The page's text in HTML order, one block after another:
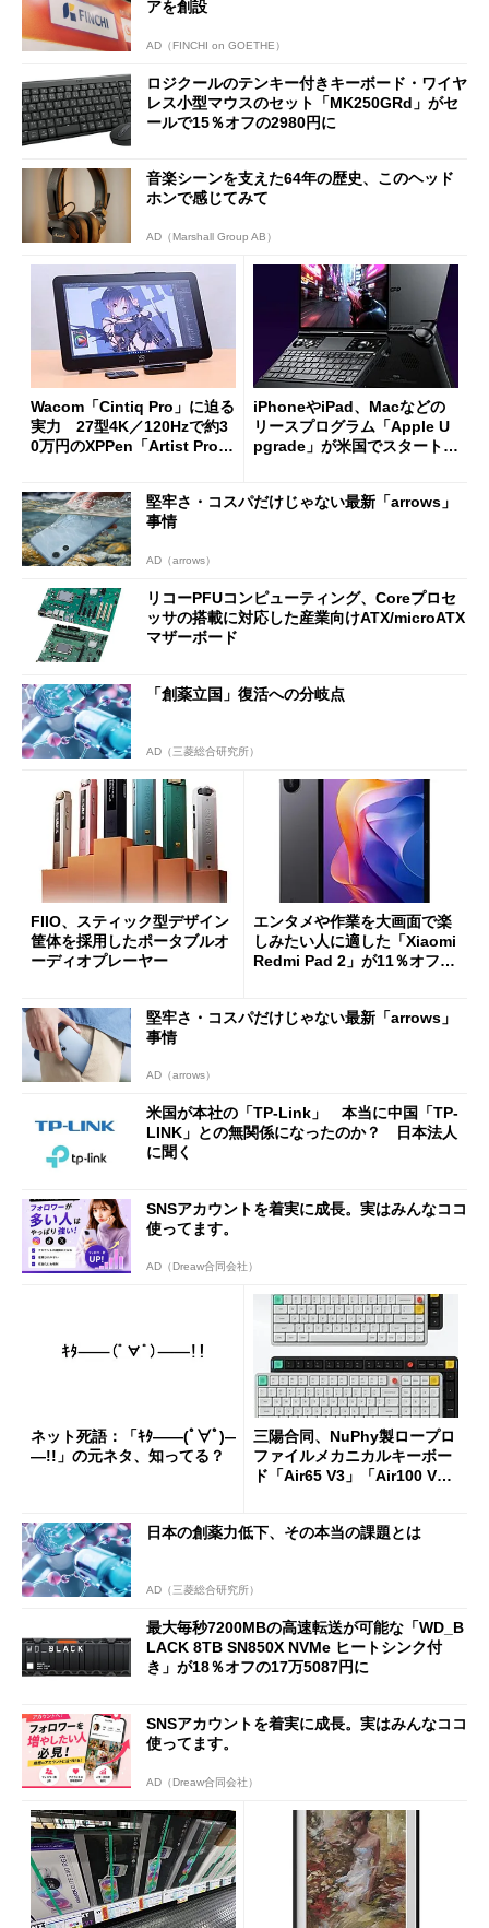
アを創設
AD（FINCHI on GOETHE）
ロジクールのテンキー付きキーボード・ワイヤ
レス小型マウスのセット「MK250GRd」がセ
ールで15％オフの2980円に
音楽シーンを支えた64年の歴史、このヘッド
ホンで感じてみて
AD（Marshall Group AB）
Wacom「Cintiq Pro」に迫る
実力 27型4K／120Hzで約3
0万円のXPPen「Artist Pro 2
iPhoneやiPad、Macなどの
リースプログラム「Apple U
pgrade」が米国でスタート／
ut」が明...
堅牢さ・コスパだけじゃない最新「arrows」
事情
AD（arrows）
リコーPFUコンピューティング、Coreプロセ
ッサの搭載に対応した産業向けATX/microATX
マザーボード
「創薬立国」復活への分岐点
AD（三菱総合研究所）
FIIO、スティック型デザイン
筐体を採用したポータブルオ
ーディオプレーヤー
エンタメや作業を大画面で楽
しみたい人に適した「Xiaomi
Redmi Pad 2」が11％オフの
堅牢さ・コスパだけじゃない最新「arrows」
事情
AD（arrows）
米国が本社の「TP-Link」 本当に中国「TP-
LINK」との無関係になったのか？ 日本法人
に聞く
SNSアカウントを着実に成長。実はみんなココ
使ってます。
AD（Dreaw合同会社）
ネット死語：「ｷﾀ――(ﾟ∀ﾟ)―
―!!」の元ネタ、知ってる？
三陽合同、NuPhy製ロープロ
ファイルメカニカルキーボー
ド「Air65 V3」「Air100 V
日本の創薬力低下、その本当の課題とは
AD（三菱総合研究所）
最大毎秒7200MBの高速転送が可能な「WD_B
LACK 8TB SN850X NVMe ヒートシンク付
き」が18％オフの17万5087円に
SNSアカウントを着実に成長。実はみんなココ
使ってます。
AD（Dreaw合同会社）